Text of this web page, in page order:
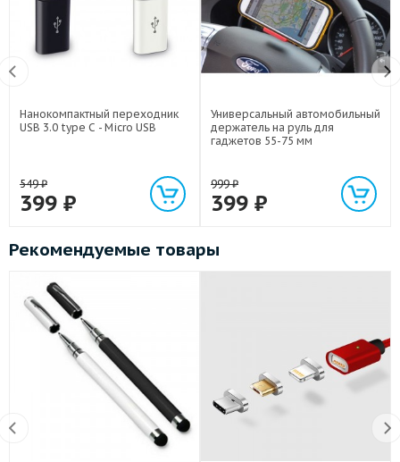
Нанокомпактный переходник
USB 3.0 type C - Micro USB
549₽
399 ₽
Универсальный автомобильный
держатель на руль для
гаджетов 55-75 мм
999₽
399 ₽
Рекомендуемые товары